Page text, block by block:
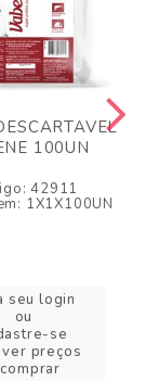
100UN
42911
1X1X100UN
seu login
ou
se
preços